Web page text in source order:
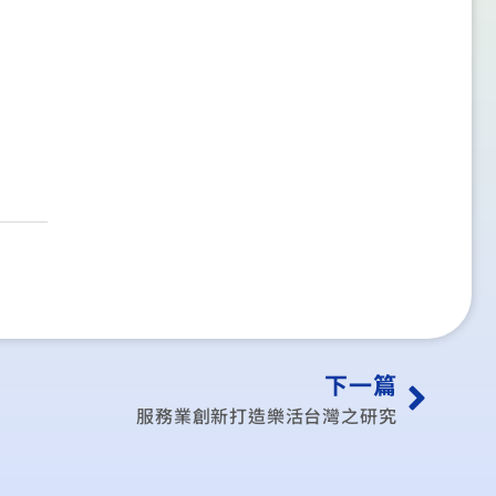
下一篇
服務業創新打造樂活台灣之研究